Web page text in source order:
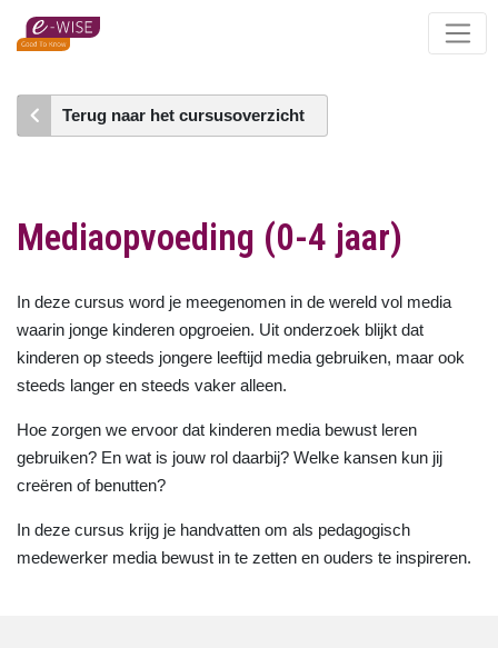
Skip
content
Terug naar het cursusoverzicht
Mediaopvoeding (0-4 jaar)
In deze cursus word je meegenomen in de wereld vol media
waarin jonge kinderen opgroeien. Uit onderzoek blijkt dat
kinderen op steeds jongere leeftijd media gebruiken, maar ook
steeds langer en steeds vaker alleen.
Hoe zorgen we ervoor dat kinderen media bewust leren
gebruiken? En wat is jouw rol daarbij? Welke kansen kun jij
creëren of benutten?
In deze cursus krijg je handvatten om als pedagogisch
medewerker media bewust in te zetten en ouders te inspireren.